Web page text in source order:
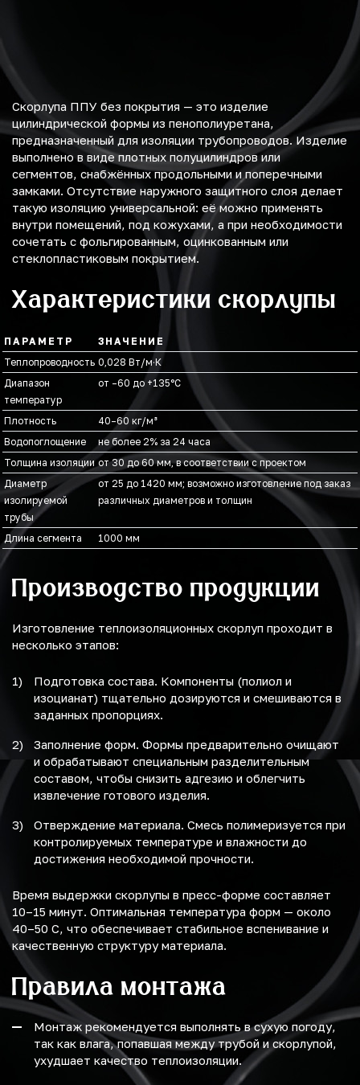
Скорлупа ППУ без покрытия — это изделие
цилиндрической формы из пенополиуретана,
предназначенный для изоляции трубопроводов. Изделие
выполнено в виде плотных полуцилиндров или
сегментов, снабжённых продольными и поперечными
замками. Отсутствие наружного защитного слоя делает
такую изоляцию универсальной: её можно применять
внутри помещений, под кожухами, а при необходимости
сочетать с фольгированным, оцинкованным или
стеклопластиковым покрытием.
Характеристики скорлупы
ПАРАМЕТР
ЗНАЧЕНИЕ
Теплопроводность 0,028 Вт/м·К
Диапазон
температур
от –60 до +135°C
Плотность
40–60 кг/м³
Водопоглощение
не более 2% за 24 часа
Толщина изоляции от 30 до 60 мм, в соответствии с проектом
Диаметр
изолируемой
трубы
от 25 до 1420 мм; возможно изготовление под заказ
различных диаметров и толщин
Длина сегмента 1000 мм
Производство продукции
Изготовление теплоизоляционных скорлуп проходит в
несколько этапов:
Подготовка состава. Компоненты (полиол и
изоцианат) тщательно дозируются и смешиваются в
заданных пропорциях.
Заполнение форм. Формы предварительно очищают
и обрабатывают специальным разделительным
составом, чтобы снизить адгезию и облегчить
извлечение готового изделия.
Отверждение материала. Смесь полимеризуется при
контролируемых температуре и влажности до
достижения необходимой прочности.
Время выдержки скорлупы в пресс-форме составляет
10–15 минут. Оптимальная температура форм — около
40–50 C, что обеспечивает стабильное вспенивание и
качественную структуру материала.
Правила монтажа
Монтаж рекомендуется выполнять в сухую погоду,
так как влага, попавшая между трубой и скорлупой,
ухудшает качество теплоизоляции.